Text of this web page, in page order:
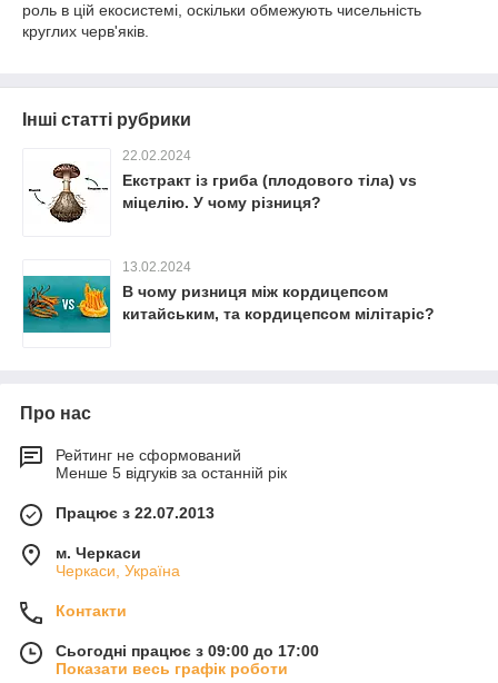
роль в цій екосистемі, оскільки обмежують чисельність
круглих черв'яків.
Інші статті рубрики
22.02.2024
Екстракт iз гриба (плодового тіла) vs
міцелію. У чому різниця?
13.02.2024
В чому ризниця між кордицепсом
китайським, та кордицепсом мілітаріс?
Про нас
Рейтинг не сформований
Менше 5 відгуків за останній рік
Працює з 22.07.2013
м. Черкаси
Черкаси, Україна
Контакти
Сьогодні працює з 09:00 до 17:00
Показати весь графік роботи